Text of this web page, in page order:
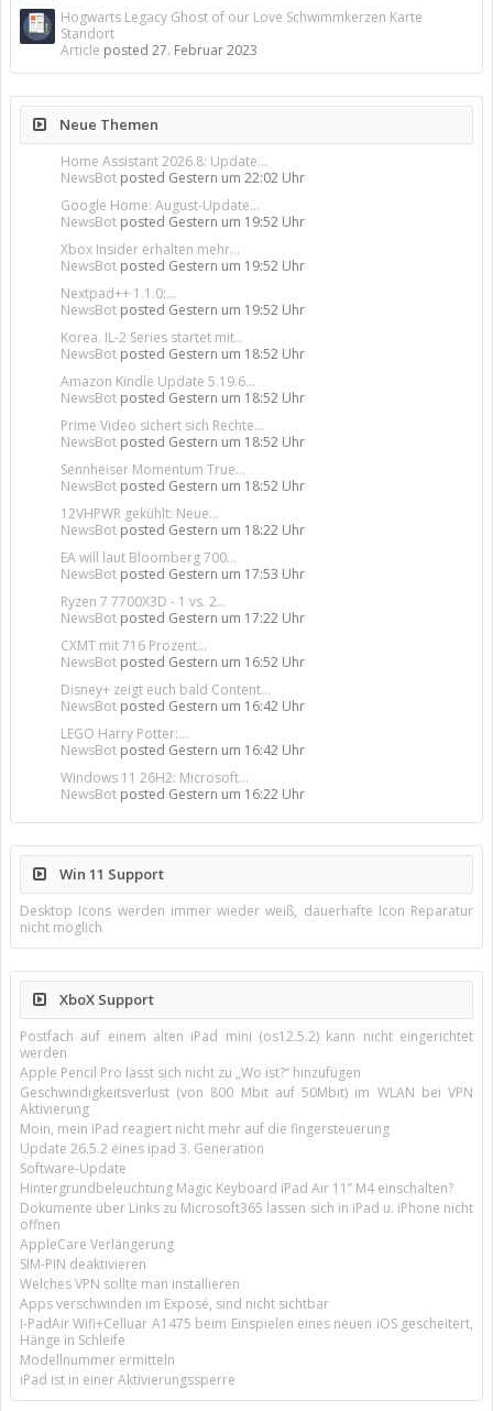
Hogwarts Legacy Ghost of our Love Schwimmkerzen Karte
Standort
Article posted 27. Februar 2023
Neue Themen
Home Assistant 2026.8: Update...
NewsBot posted Gestern um 22:02 Uhr
Google Home: August-Update...
NewsBot posted Gestern um 19:52 Uhr
Xbox Insider erhalten mehr...
NewsBot posted Gestern um 19:52 Uhr
Nextpad++ 1.1.0:...
NewsBot posted Gestern um 19:52 Uhr
Korea. IL-2 Series startet mit...
NewsBot posted Gestern um 18:52 Uhr
Amazon Kindle Update 5.19.6...
NewsBot posted Gestern um 18:52 Uhr
Prime Video sichert sich Rechte...
NewsBot posted Gestern um 18:52 Uhr
Sennheiser Momentum True...
NewsBot posted Gestern um 18:52 Uhr
12VHPWR gekühlt: Neue...
NewsBot posted Gestern um 18:22 Uhr
EA will laut Bloomberg 700...
NewsBot posted Gestern um 17:53 Uhr
Ryzen 7 7700X3D - 1 vs. 2...
NewsBot posted Gestern um 17:22 Uhr
CXMT mit 716 Prozent...
NewsBot posted Gestern um 16:52 Uhr
Disney+ zeigt euch bald Content...
NewsBot posted Gestern um 16:42 Uhr
LEGO Harry Potter:...
NewsBot posted Gestern um 16:42 Uhr
Windows 11 26H2: Microsoft...
NewsBot posted Gestern um 16:22 Uhr
Win 11 Support
Desktop Icons werden immer wieder weiß, dauerhafte Icon Reparatur
nicht möglich
XboX Support
Postfach auf einem alten iPad mini (os12.5.2) kann nicht eingerichtet
werden
Apple Pencil Pro lässt sich nicht zu „Wo ist?“ hinzufügen
Geschwindigkeitsverlust (von 800 Mbit auf 50Mbit) im WLAN bei VPN
Aktivierung
Moin, mein iPad reagiert nicht mehr auf die fingersteuerung
Update 26.5.2 eines ipad 3. Generation
Software-Update
Hintergrundbeleuchtung Magic Keyboard iPad Air 11’’ M4 einschalten?
Dokumente über Links zu Microsoft365 lassen sich in iPad u. iPhone nicht
öffnen
AppleCare Verlängerung
SIM-PIN deaktivieren
Welches VPN sollte man installieren
Apps verschwinden im Exposé, sind nicht sichtbar
I-PadAir Wifi+Celluar A1475 beim Einspielen eines neuen iOS gescheitert,
Hänge in Schleife
Modellnummer ermitteln
iPad ist in einer Aktivierungssperre